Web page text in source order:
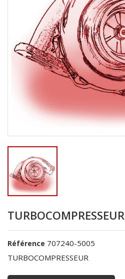
TURBOCOMPRESSEUR
Référence 707240-5005
TURBOCOMPRESSEUR